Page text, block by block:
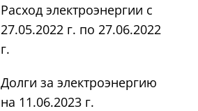
Расход электроэнергии с
27.05.2022 г. по 27.06.2022
г.
Долги за электроэнергию
на 11.06.2023 г.